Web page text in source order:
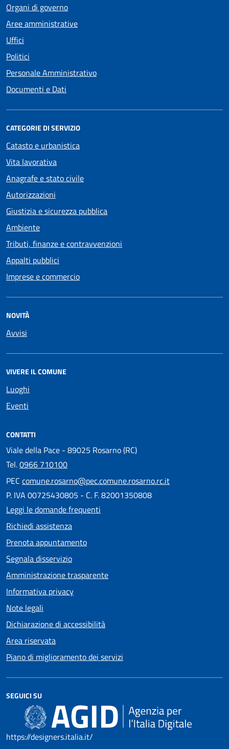
Organi di governo
Aree amministrative
Uffici
Politici
Personale Amministrativo
Documenti e Dati
CATEGORIE DI SERVIZIO
Catasto e urbanistica
Vita lavorativa
Anagrafe e stato civile
Autorizzazioni
Giustizia e sicurezza pubblica
Ambiente
Tributi, finanze e contravvenzioni
Appalti pubblici
Imprese e commercio
NOVITÀ
Avvisi
VIVERE IL COMUNE
Luoghi
Eventi
CONTATTI
Viale della Pace - 89025 Rosarno (RC)
Tel.0966 710100
PEC comune.rosarno@pec.comune.rosarno.rc.it
P. IVA 00725430805 - C. F. 82001350808
Leggi le domande frequenti
Richiedi assistenza
Prenota appuntamento
Segnala disservizio
Amministrazione trasparente
Informativa privacy
Note legali
Dichiarazione di accessibilità
Area riservata
Piano di miglioramento dei servizi
SEGUICI SU
https://designers.italia.it/